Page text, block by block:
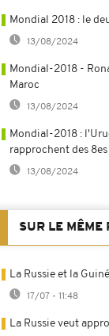
Mondial 2018 : le
13/08/2024
Mondial-2018 -
Maroc
13/08/2024
Mondial-2018 :
rapprochent des 8es
13/08/2024
SUR LE MÊME
La Russie et la
17/07 - 11:48
La Russie veut